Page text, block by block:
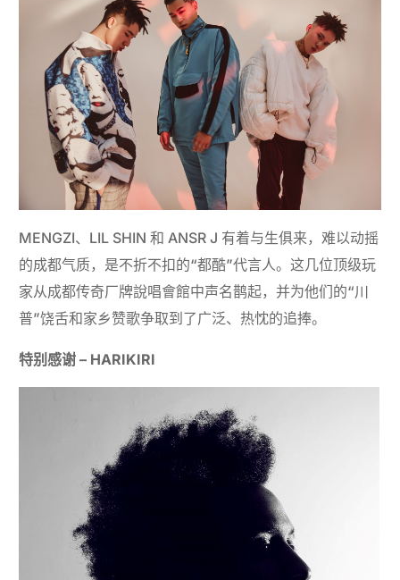
MENGZI、LIL SHIN 和 ANSR J 有着与生俱来，难以动摇
的成都气质，是不折不扣的“都酷”代言人。这几位顶级玩
家从成都传奇厂牌說唱會館中声名鹊起，并为他们的“川
普”饶舌和家乡赞歌争取到了广泛、热忱的追捧。
特别感谢 – HARIKIRI